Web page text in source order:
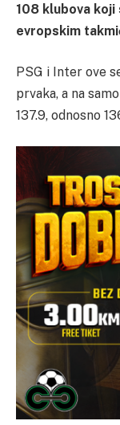
108 klubova
evropskim
PSG i Inter ove
prvaka, a na
137.9, odnosno